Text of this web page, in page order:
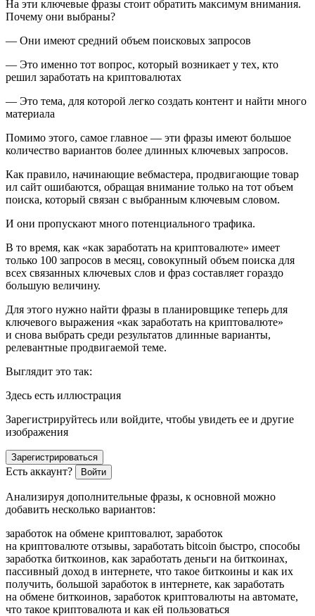
На эти ключевые фразы стоит обратить максимум внимания.
Почему они выбраны?
— Они имеют средний объем поисковых запросов
— Это именно тот вопрос, который возникает у тех, кто
решил заработать на криптовалютах
— Это тема, для которой легко создать контент и найти много
материала
Помимо этого, самое главное — эти фразы имеют большое
количество вариантов более длинных ключевых запросов.
Как правило, начинающие вебмастера, продвигающие товар
ил сайт ошибаются, обращая внимание только на тот объем
поиска, который связан с выбранным ключевым словом.
И они пропускают много потенциального трафика.
В то время, как «как заработать на криптовалюте» имеет
только 100 запросов в месяц, совокупный объем поиска для
всех связанных ключевых слов и фраз составляет гораздо
большую величину.
Для этого нужно найти фразы в планировщике теперь для
ключевого выражения «как заработать на криптовалюте»
и снова выбрать среди результатов длинные варианты,
релевантные продвигаемой теме.
Выглядит это так:
Здесь есть иллюстрация
Зарегистрируйтесь или войдите, чтобы увидеть ее и другие
изображения
Зарегистрироваться
Есть аккаунт? Войти
Анализируя дополнительные фразы, к основной можно
добавить несколько вариантов:
заработок на обмене криптовалют, заработок
на криптовалюте отзывы, заработать bitcoin быстро, способы
заработка биткоинов, как заработать деньги на биткоинах,
пассивный доход в интернете, что такое биткоины и как их
получить, большой заработок в интернете, как заработать
на обмене биткоинов, заработок криптовалюты на автомате,
что такое криптовалюта и как ей пользоваться